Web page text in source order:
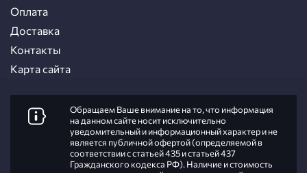
Оплата
Доставка
Контакты
Карта сайта
Обращаем Ваше внимание на то, что информация
на данном сайте носит исключительно
уведомительный и информационный характер и не
является публичной офертой (определяемой в
соответствии с статьей 435 и статьей 437
Гражданского кодекса РФ). Наличие и стоимость